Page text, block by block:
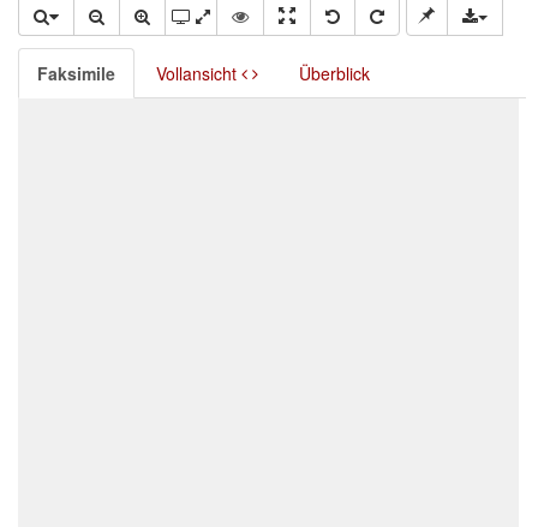
Faksimile Vollansicht Überblick